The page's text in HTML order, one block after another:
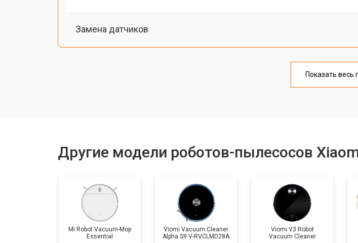
Замена датчиков
Показать весь
Другие модели роботов-пылесосов
Mi Robot Vacuum-Mop
Essential
Viomi Vacuum Cleaner
Alpha S9 V-RVCLMD28A
Viomi V3 Robot
Vacuum Cleaner